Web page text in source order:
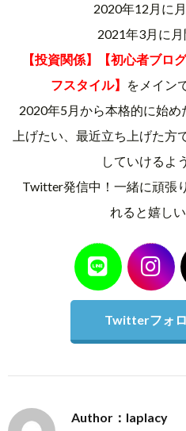
2020年12月に
2021年3月に月
【投資関係】【初心者ブロ
フスタイル】
をメイン
2020年5月から本格的に始め
上げたい、最近立ち上げた
していけるよ
Twitter発信中！一緒に頑張
れると嬉し
Twitterフォロ
Author：laplacy